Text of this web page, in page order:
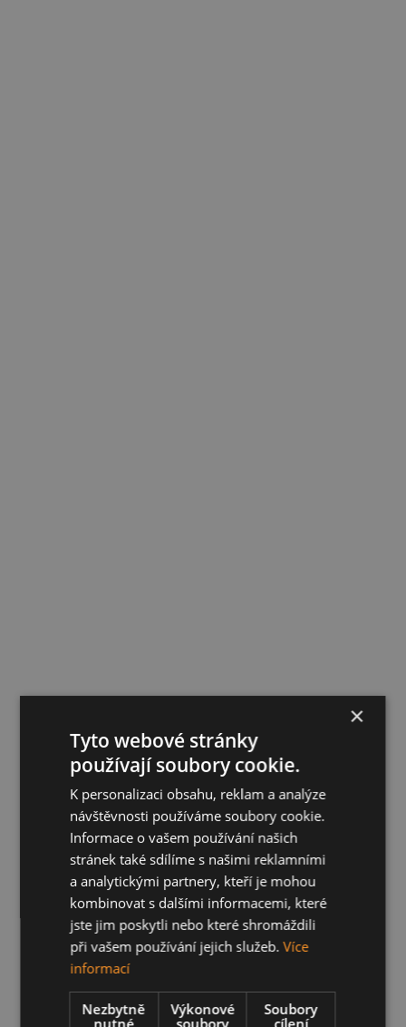
×
Tyto webové stránky
používají soubory cookie.
K personalizaci obsahu, reklam a analýze
návštěvnosti používáme soubory cookie.
Informace o vašem používání našich
stránek také sdílíme s našimi reklamními
a analytickými partnery, kteří je mohou
kombinovat s dalšími informacemi, které
jste jim poskytli nebo které shromáždili
při vašem používání jejich služeb.Více
informací
Nezbytně
nutné
Výkonové
soubory
Soubory
cílení